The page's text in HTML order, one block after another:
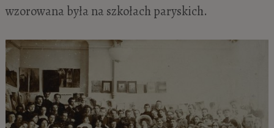
wzorowana była na szkołach paryskich.